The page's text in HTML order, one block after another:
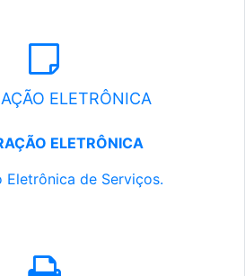
ELETRÔNICA
ELETRÔNICA
Eletrônica de Serviços.